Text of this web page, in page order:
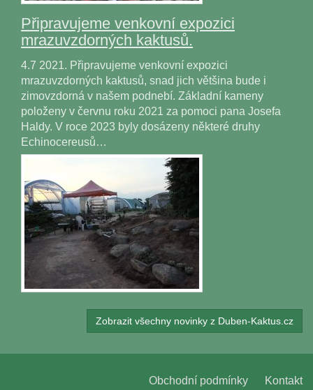
Připravujeme venkovní expozici
mrazuvzdorných kaktusů.
4.7 2021. Připravujeme venkovní expozici
mrazuvzdorných kaktusů, snad jich většina bude i
zimovzdorná v našem podnebí. Základní kameny
položeny v červnu roku 2021 za pomoci pana Josefa
Haldy. V roce 2023 byly dosázeny některé druhy
Echinocereusů…
Zobrazit všechny novinky z Duben-Kaktus.cz
Obchodní podmínky Kontakt